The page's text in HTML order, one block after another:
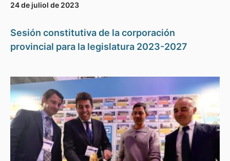
24 de juliol de 2023
Sesión constitutiva de la corporación
provincial para la legislatura 2023-2027